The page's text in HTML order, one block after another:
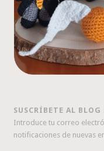
SUSCRÍBETE AL BLOG
Introduce tu correo
notificaciones de nuevas